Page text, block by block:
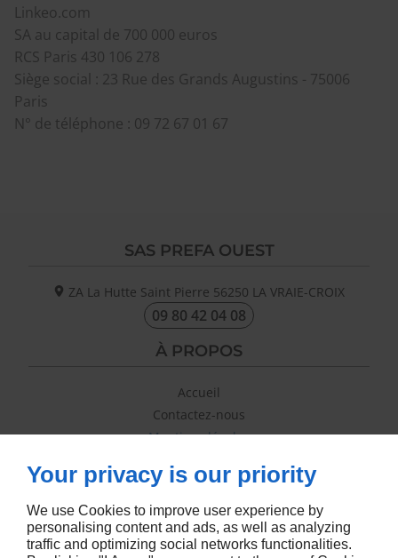
Linkeo.com
SA au capital de 700 000 euros
RCS Paris 430 106 278
Siège social : 23 Rue des Grands Augustins - 75006
Paris
N° de téléphone : 09 72 67 01 67
SAS PREFA OUEST
ZA La Hutte Saint Pierre 56250 LA VRAIE-CROIX
09 80 42 04 08
À PROPOS
Accueil
Contactez-nous
Mentions légales
SUIVEZ-NOUS
Your privacy is our priority
We use Cookies to improve user experience by
personalising content and ads, as well as analyzing
traffic and optimizing social networks functionalities.